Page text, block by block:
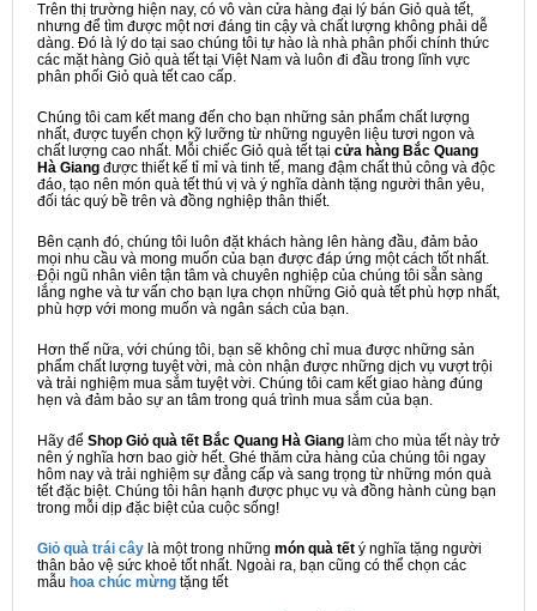
Trên thị trường hiện nay, có vô vàn cửa hàng đại lý bán Giỏ quà tết,
nhưng để tìm được một nơi đáng tin cậy và chất lượng không phải dễ
dàng. Đó là lý do tại sao chúng tôi tự hào là nhà phân phối chính thức
các mặt hàng Giỏ quà tết tại Việt Nam và luôn đi đầu trong lĩnh vực
phân phối Giỏ quà tết cao cấp.
Chúng tôi cam kết mang đến cho bạn những sản phẩm chất lượng
nhất, được tuyển chọn kỹ lưỡng từ những nguyên liệu tươi ngon và
chất lượng cao nhất. Mỗi chiếc Giỏ quà tết tại cửa hàng Bắc Quang
Hà Giang được thiết kế tỉ mỉ và tinh tế, mang đậm chất thủ công và độc
đáo, tạo nên món quà tết thú vị và ý nghĩa dành tặng người thân yêu,
đối tác quý bề trên và đồng nghiệp thân thiết.
Bên cạnh đó, chúng tôi luôn đặt khách hàng lên hàng đầu, đảm bảo
mọi nhu cầu và mong muốn của bạn được đáp ứng một cách tốt nhất.
Đội ngũ nhân viên tận tâm và chuyên nghiệp của chúng tôi sẵn sàng
lắng nghe và tư vấn cho bạn lựa chọn những Giỏ quà tết phù hợp nhất,
phù hợp với mong muốn và ngân sách của bạn.
Hơn thế nữa, với chúng tôi, bạn sẽ không chỉ mua được những sản
phẩm chất lượng tuyệt vời, mà còn nhận được những dịch vụ vượt trội
và trải nghiệm mua sắm tuyệt vời. Chúng tôi cam kết giao hàng đúng
hẹn và đảm bảo sự an tâm trong quá trình mua sắm của bạn.
Hãy để Shop Giỏ quà tết Bắc Quang Hà Giang làm cho mùa tết này trở
nên ý nghĩa hơn bao giờ hết. Ghé thăm cửa hàng của chúng tôi ngay
hôm nay và trải nghiệm sự đẳng cấp và sang trọng từ những món quà
tết đặc biệt. Chúng tôi hân hạnh được phục vụ và đồng hành cùng bạn
trong mỗi dịp đặc biệt của cuộc sống!
Giỏ quà trái cây là một trong những món quà tết ý nghĩa tặng người
thân bảo vệ sức khoẻ tốt nhất. Ngoài ra, bạn cũng có thể chọn các
mẫu hoa chúc mừng tặng tết